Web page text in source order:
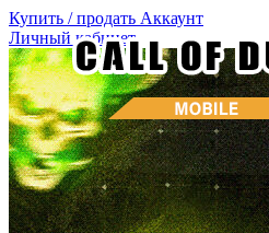
Купить / продать Аккаунт
Личный кабинет